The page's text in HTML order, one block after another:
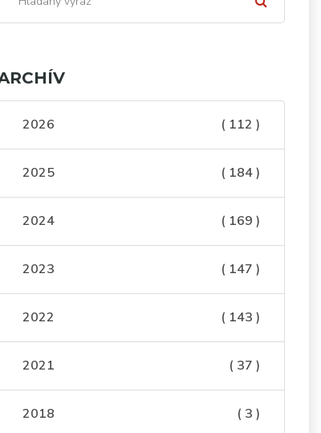
2026 ( 112 )
2025 ( 184 )
2024 ( 169 )
2023 ( 147 )
2022 ( 143 )
2021 ( 37 )
2018 ( 3 )